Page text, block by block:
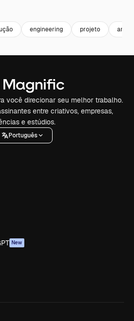
engineering projeto
você direcionar seu melhor trabalho.
entre criativos, empresas,
e estúdios.
Português
New